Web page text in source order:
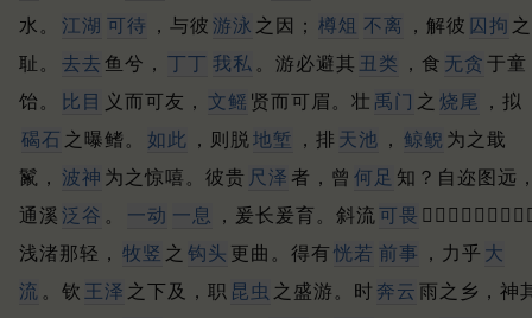
水。
江湖 可待 ，与彼 游泳 之因； 樽俎 不离 ，解彼 囚拘 之
耻。
去去 鱼兮， 丁丁 我私 。 游必避其 丑类 ，食 无贪 于童
饴。
比目 义而可友， 文鳐 贤而可眉。 壮 禹门 之 烧尾
，拟
碣石 之曝鳍。 如此 ，则脱地堑 ，排 天池 ， 鲸鲵 为之戢
鬣， 波神 为之惊嘻。 彼贵 尺泽 者，曾 何足 知？ 自迩图远
通溪 泛谷 。 一动 一息 ，爰长爰育。 斜流可畏 ，𧎐蛙之声下多非
浅渚那轻， 牧竖 之 钩头 更曲。 得有 恍若 前事 ，力乎 大
流 。 钦 王泽 之下及，职 昆虫 之盛游。 时 奔云 雨之乡，神